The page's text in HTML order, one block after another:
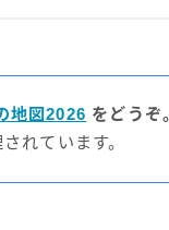
地図2026 をどうぞ
れています。